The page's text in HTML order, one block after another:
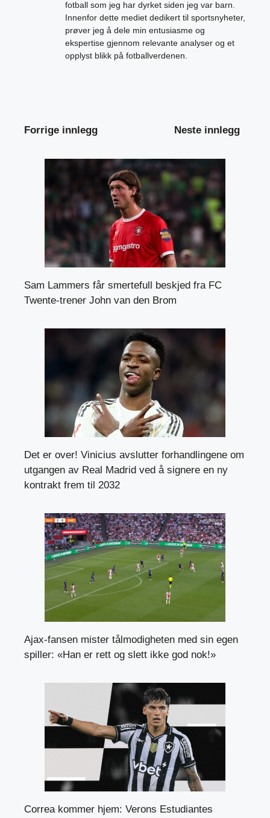
fotball som jeg har dyrket siden jeg var barn.
Innenfor dette mediet dedikert til sportsnyheter,
prøver jeg å dele min entusiasme og
ekspertise gjennom relevante analyser og et
opplyst blikk på fotballverdenen.
Forrige innlegg Neste innlegg
Sam Lammers får smertefull beskjed fra FC
Twente-trener John van den Brom
Det er over! Vinicius avslutter forhandlingene om
utgangen av Real Madrid ved å signere en ny
kontrakt frem til 2032
Ajax-fansen mister tålmodigheten med sin egen
spiller: «Han er rett og slett ikke god nok!»
Correa kommer hjem: Verons Estudiantes